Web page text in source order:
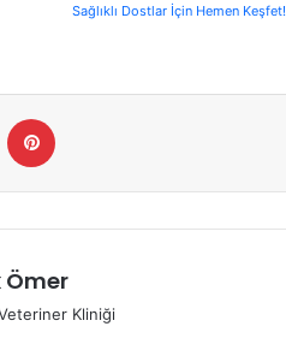
Sağlıklı Dostlar İçin Hemen Keşfet!
Ömer
Kliniği